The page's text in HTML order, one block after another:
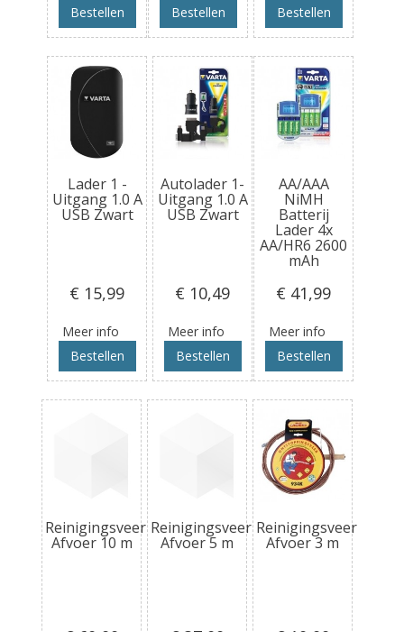
Bestellen
Bestellen
Bestellen
Lader 1 -
Uitgang 1.0 A
USB Zwart
€ 15,99
Meer info
Bestellen
Autolader 1-
Uitgang 1.0 A
USB Zwart
€ 10,49
Meer info
Bestellen
AA/AAA
NiMH
Batterij
Lader 4x
AA/HR6 2600
mAh
€ 41,99
Meer info
Bestellen
Reinigingsveer
Afvoer 10 m
Reinigingsveer
Afvoer 5 m
Reinigingsveer
Afvoer 3 m